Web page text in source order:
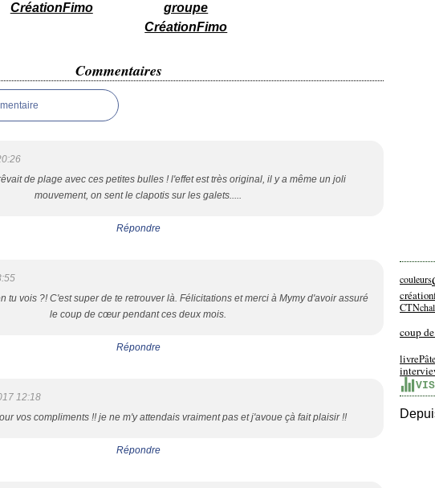
CréationFimo
groupe
CréationFimo
Commentaires
de plage avec ces petites bulles ! l'effet est très original, il y a même un joli
mouvement, on sent le clapotis sur les galets.....
Répondre
tu vois ?! C'est super de te retrouver là. Félicitations et merci à Mymy d'avoir assuré
le coup de cœur pendant ces deux mois.
Répondre
12:18
vos compliments !! je ne m'y attendais vraiment pas et j'avoue çà fait plaisir !!
Répondre
couleurs
CTN
coup
livre